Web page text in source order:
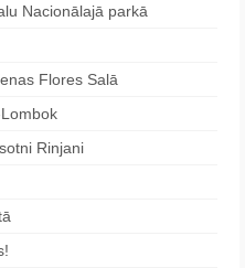
Nacionālajā parkā
Flores Salā
Rinjani